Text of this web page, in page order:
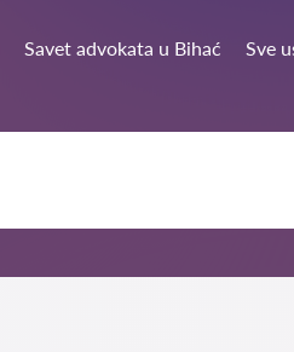
Savet advokata u Bihać Sve